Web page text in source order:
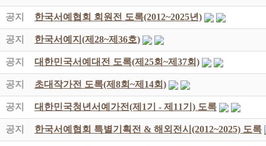
공지 한국서예협회 회원전 도록(2012~2025년)
공지 한국서예지(제28~제36호)
공지 대한민국서예대전 도록(제25회~제37회)
공지 초대작가전 도록(제8회~제14회)
공지 대한민국청년서예가전(제1기 - 제11기) 도록
공지 한국서예협회 특별기획전 & 해외전시(2012~2025) 도록